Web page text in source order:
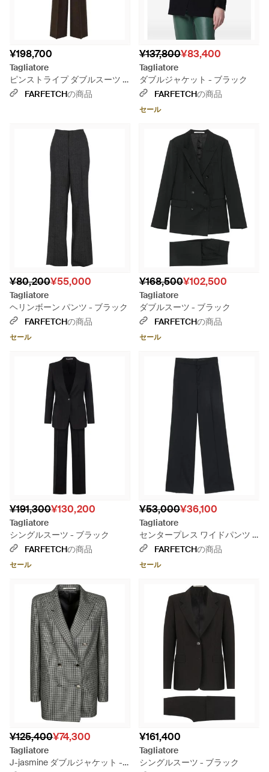
¥198,700
Tagliatore
ピンストライプ ダブルスーツ -
ブラックFARFETCHの商品
¥137,800¥83,400
Tagliatore
ダブルジャケット - ブラック
FARFETCHの商品
セール
¥80,200¥55,000
Tagliatore
ヘリンボーン パンツ - ブラック
FARFETCHの商品
セール
¥168,500¥102,500
Tagliatore
ダブルスーツ - ブラック
FARFETCHの商品
セール
¥191,300¥130,200
Tagliatore
シングルスーツ - ブラック
FARFETCHの商品
セール
¥53,000¥36,100
Tagliatore
センタープレス ワイドパンツ -
ブラックFARFETCHの商品
セール
¥125,400¥74,300
Tagliatore
J-jasmine ダブルジャケット -
¥161,400
Tagliatore
シングルスーツ - ブラック